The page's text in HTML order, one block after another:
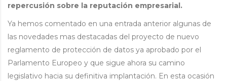
repercusión sobre la reputación empresarial.
Ya hemos comentado en una entrada anterior algunas de
las novedades mas destacadas del proyecto de nuevo
reglamento de protección de datos ya aprobado por el
Parlamento Europeo y que sigue ahora su camino
legislativo hacia su definitiva implantación. En esta ocasión